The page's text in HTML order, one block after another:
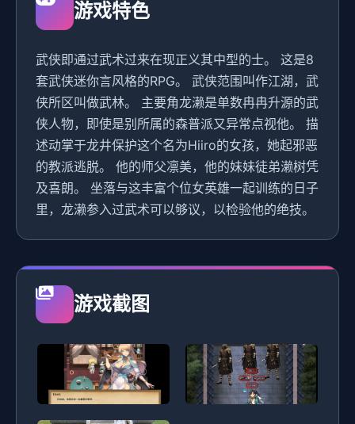
游戏特色
武侠即通过武术过来在现正义其中型的士。 这是8
套武侠迷你言风格的RPG。 武侠范围叫作江湖，武
侠所区叫做武林。 主要角龙濑是单数冉冉升源的武
侠人物，即使是别所属的森普派又异常点视他。 描
述动掌于龙井保护这个名为Hiiro的女孩，她起邪恶
的教派逃脱。 他的师父凛美，他的妹妹徒弟濑树凭
及喜朗。 坐落与这丰富个位女英雄一起训练的日子
里，龙濑参入过武术可以够议，以检验他的绝技。
游戏截图